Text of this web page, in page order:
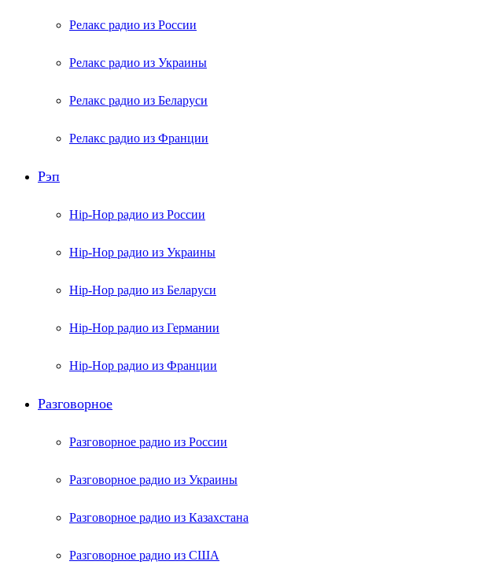
Релакс радио из России
Релакс радио из Украины
Релакс радио из Беларуси
Релакс радио из Франции
Рэп
Hip-Hop радио из России
Hip-Hop радио из Украины
Hip-Hop радио из Беларуси
Hip-Hop радио из Германии
Hip-Hop радио из Франции
Разговорное
Разговорное радио из России
Разговорное радио из Украины
Разговорное радио из Казахстана
Разговорное радио из США